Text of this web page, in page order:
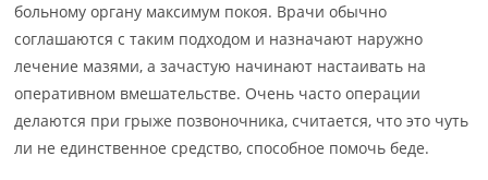
больному органу максимум покоя. Врачи обычно
соглашаются с таким подходом и назначают наружно
лечение мазями, а зачастую начинают настаивать на
оперативном вмешательстве. Очень часто операции
делаются при грыже позвоночника, считается, что это чуть
ли не единственное средство, способное помочь беде.